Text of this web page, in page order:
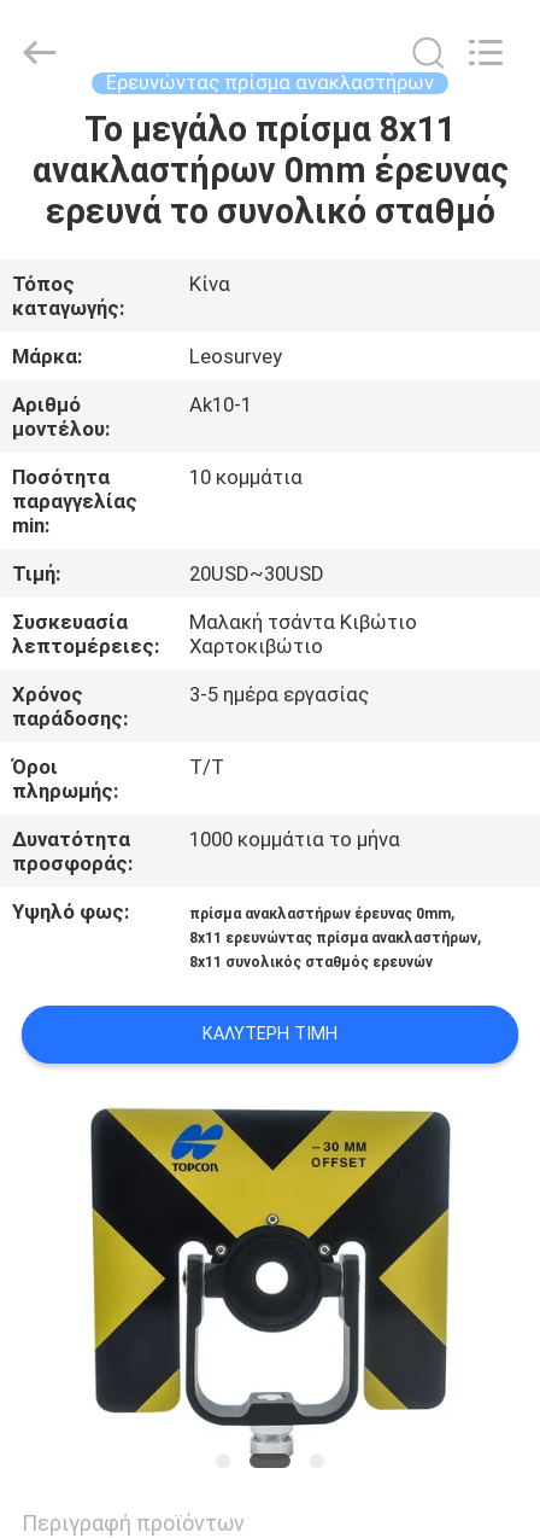
ΠΡΟΪΌΝΤΑ
ΠΕΡΊΠΟΥ
ΕΜΕΊΣ
ΓΎΡΟΣ
ΕΡΓΟΣΤΑΣΊΩΝ
ΠΟΙΟΤΙΚΌΣ
ΈΛΕΓΧΟΣ
ΜΑΣ
ΕΛΆΤΕ
ΣΕ
ΕΠΑΦΉ
ΜΕ
ΖΗΤΉΣΤΕ
ΈΝΑ
ΑΠΌΣΠΑΣΜΑ
SITEMAP
PRIVACY
POLICY
Instrument
Co.,Ltd.
Ερευνώντας πρίσμα ανακλαστήρων
Το μεγάλο πρίσμα 8x11
ανακλαστήρων 0mm έρευνας
ερευνά το συνολικό σταθμό
Τόπος
καταγωγής:
Κίνα
Μάρκα:
Leosurvey
Αριθμό
μοντέλου:
Ak10-1
Ποσότητα
παραγγελίας
min:
10 κομμάτια
Τιμή:
20USD~30USD
Συσκευασία
λεπτομέρειες:
Μαλακή τσάντα Κιβώτιο
Χαρτοκιβώτιο
Χρόνος
παράδοσης:
3-5 ημέρα εργασίας
Όροι
πληρωμής:
T/T
Δυνατότητα
προσφοράς:
1000 κομμάτια το μήνα
Υψηλό φως: πρίσμα ανακλαστήρων έρευνας 0mm,
8x11 ερευνώντας πρίσμα ανακλαστήρων,
8x11 συνολικός σταθμός ερευνών
ΚΑΛΎΤΕΡΗ ΤΙΜΉ
Περιγραφή προϊόντων